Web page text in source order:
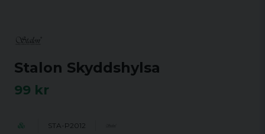
Stalon Skyddshylsa
99 kr
STA-P2012